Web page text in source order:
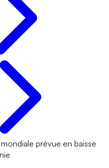
prévue en baisse